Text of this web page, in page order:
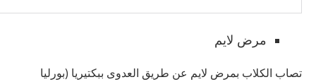
مرض لايم
تصاب الكلاب بمرض لايم عن طريق العدوى ببكتيريا (بورليا